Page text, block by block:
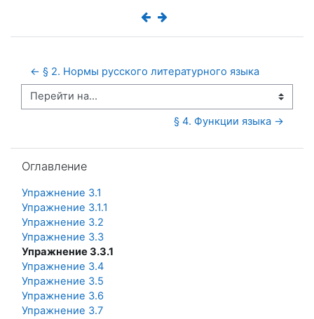
← § 2. Нормы русского литературного языка
Перейти на...
§ 4. Функции языка →
Оглавление
Упражнение 3.1
Упражнение 3.1.1
Упражнение 3.2
Упражнение 3.3
Упражнение 3.3.1
Упражнение 3.4
Упражнение 3.5
Упражнение 3.6
Упражнение 3.7